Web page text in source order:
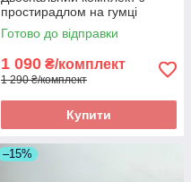
простирадлом на гумці
160*200+20см, постільна
білизна з фланелі розмір
Готово до відправки
1 090 ₴/комплект
1 290 ₴/комплект
Купити
–15%